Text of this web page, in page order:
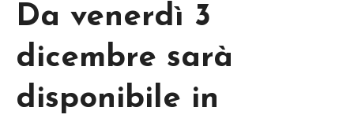
Da venerdì 3
dicembre sarà
disponibile in